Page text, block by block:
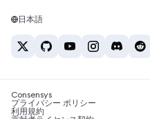
キャリア
お問い合わせ
Tetherの価格
BTC→INR
ETH→USDT
USDTの購入
SHIBの購入
BNBの購入
Solanaウォレット
税制関連ニュース
日本語
Consensys
プライバシー ポリシー
利用規約